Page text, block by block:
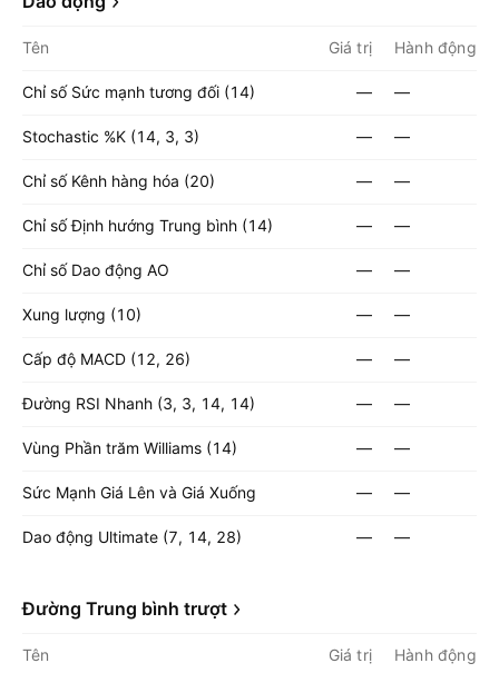
Tên Giá trị Hành động
Chỉ số Sức mạnh tương đối (14) — —
Stochastic %K (14, 3, 3) — —
Chỉ số Kênh hàng hóa (20) — —
Chỉ số Định hướng Trung bình (14) — —
Chỉ số Dao động AO — —
Xung lượng (10) — —
Cấp độ MACD (12, 26) — —
Đường RSI Nhanh (3, 3, 14, 14) — —
Vùng Phần trăm Williams (14) — —
Sức Mạnh Giá Lên và Giá Xuống — —
Dao động Ultimate (7, 14, 28) — —
Đường Trung bình trượt
Tên Giá trị Hành động